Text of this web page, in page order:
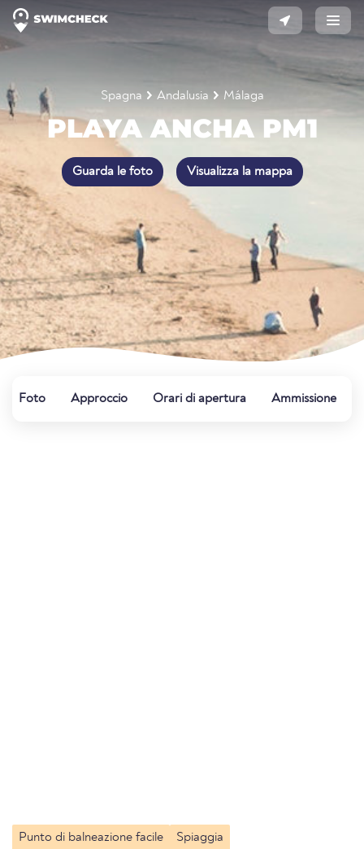
Spagna Andalusia Málaga
PLAYA ANCHA PM1
Guarda le foto Visualizza la mappa
Foto Approccio Orari di apertura Ammissione
Punto di balneazione facile Spiaggia